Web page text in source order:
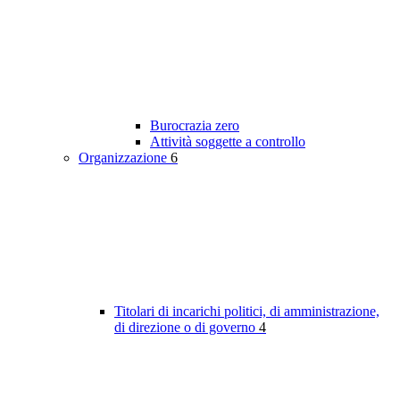
Burocrazia zero
Attività soggette a controllo
Organizzazione 6
Titolari di incarichi politici, di amministrazione,
di direzione o di governo 4